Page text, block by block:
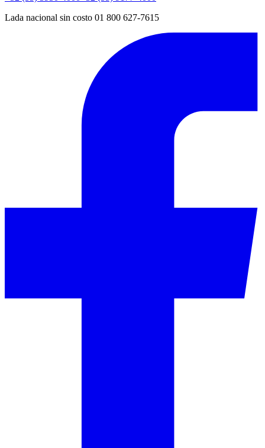
Lada nacional sin costo 01 800 627-7615